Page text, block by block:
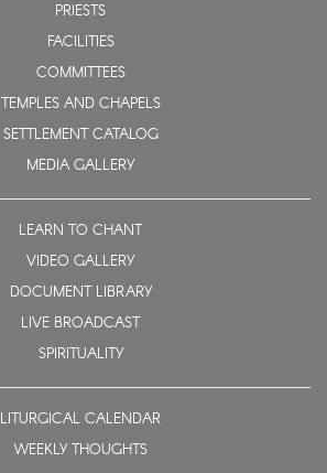
PRIESTS
FACILITIES
COMMITTEES
TEMPLES AND CHAPELS
SETTLEMENT CATALOG
MEDIA GALLERY
LEARN TO CHANT
VIDEO GALLERY
DOCUMENT LIBRARY
LIVE BROADCAST
SPIRITUALITY
LITURGICAL CALENDAR
WEEKLY THOUGHTS